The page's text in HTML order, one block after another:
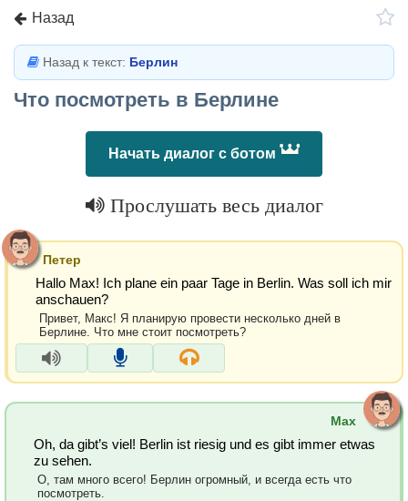
Назад
Назад к текст: Берлин
Что посмотреть в Берлине
Начать диалог с ботом
Прослушать весь диалог
Петер
Hallo Max! Ich plane ein paar Tage in Berlin. Was soll ich mir
anschauen?
Привет, Макс! Я планирую провести несколько дней в
Берлине. Что мне стоит посмотреть?
Max
Oh, da gibt’s viel! Berlin ist riesig und es gibt immer etwas
zu sehen.
О, там много всего! Берлин огромный, и всегда есть что
посмотреть.